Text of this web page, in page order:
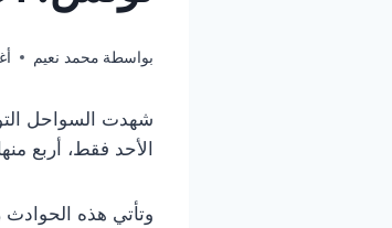
بواسطة محمد نعيم
شهدت السواحل
الأحد فقط، أربع
وتأتي هذه